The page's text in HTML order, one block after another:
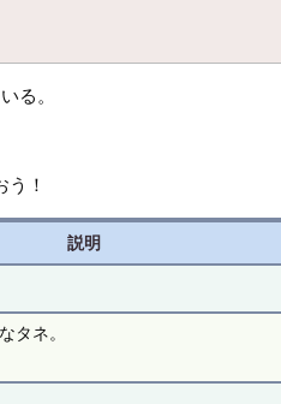
る。
！
説明
タネ。